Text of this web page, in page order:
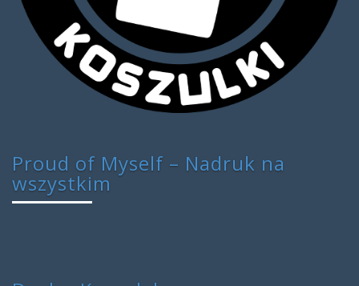
Proud of Myself – Nadruk na
wszystkim